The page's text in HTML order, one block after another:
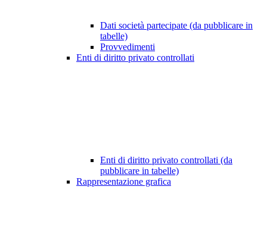
Dati società partecipate (da pubblicare in
tabelle)
Provvedimenti
Enti di diritto privato controllati
Enti di diritto privato controllati (da
pubblicare in tabelle)
Rappresentazione grafica